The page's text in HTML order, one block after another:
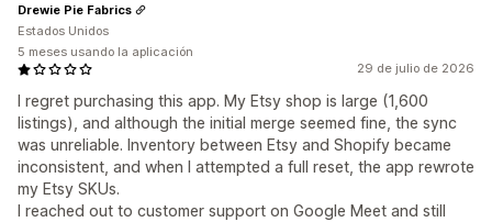
29 de julio de 2026
I regret purchasing this app. My Etsy shop is large (1,600
listings), and although the initial merge seemed fine, the sync
was unreliable. Inventory between Etsy and Shopify became
inconsistent, and when I attempted a full reset, the app rewrote
my Etsy SKUs.
I reached out to customer support on Google Meet and still
Drewie Pie Fabrics
Estados Unidos
5 meses usando la aplicación